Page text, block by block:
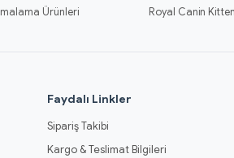
Ürünleri
Faydalı Linkler
Sipariş Takibi
Kargo & Teslimat Bilgileri